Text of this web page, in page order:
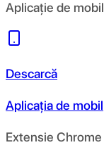
Aplicație de mobil
Descarcă
Aplicația de mobil
Extensie Chrome